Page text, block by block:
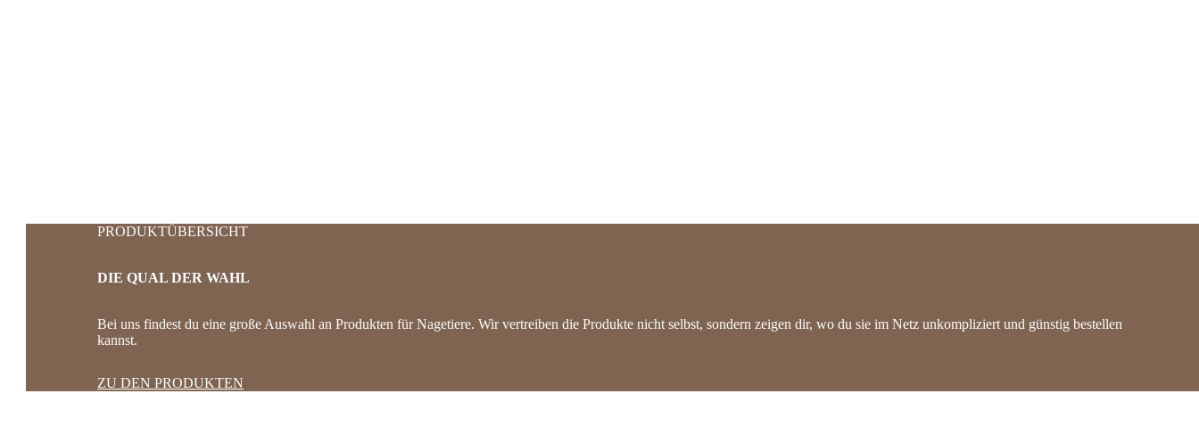
PRODUKT­­ÜBERSICHT
DIE QUAL DER WAHL
Bei uns findest du eine große Auswahl an Produkten für Nagetiere. Wir vertreiben die Produkte nicht selbst, sondern zeigen dir, wo du sie im Netz unkompliziert und günstig bestellen
kannst.
ZU DEN PRODUKTEN